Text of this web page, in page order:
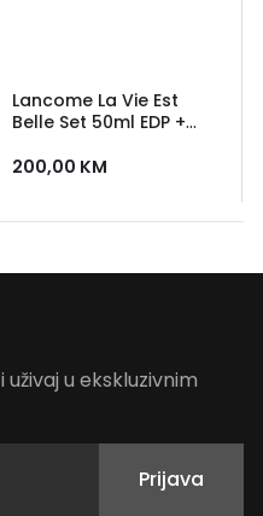
Lancome La Vie Est
Belle Set 50ml EDP +
200,00 KM
u ekskluzivnim
Prijava